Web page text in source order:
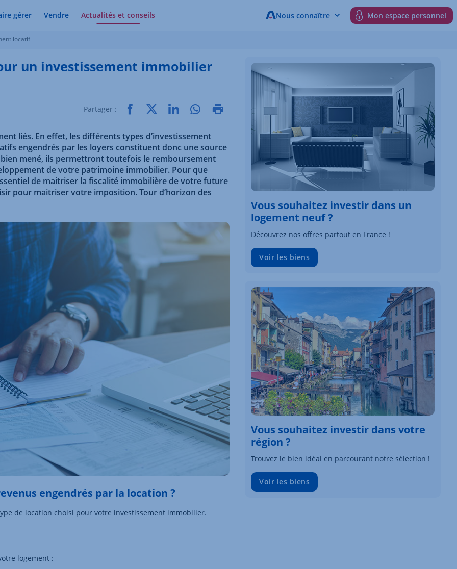
gérer Vendre Actualités et conseils Nous connaître Mon espace personnel
locatif
un investissement immobilier
Partager :
liés. En effet, les différents types d’investissement
engendrés par les loyers constituent donc une source
mené, ils permettront toutefois le remboursement
de votre patrimoine immobilier. Pour que
de maitriser la fiscalité immobilière de votre future
pour maitriser votre imposition. Tour d’horizon des
engendrés par la location ?
de location choisi pour votre investissement immobilier.
logement :
Vous souhaitez investir dans un
logement neuf ?
Découvrez nos offres partout en France !
Voir les biens
Vous souhaitez investir dans votre
région ?
Trouvez le bien idéal en parcourant notre sélection !
Voir les biens